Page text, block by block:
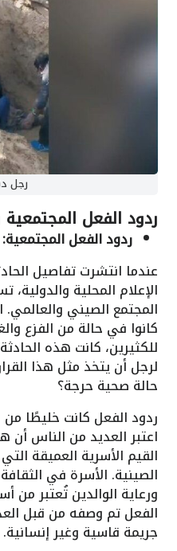
رجل
ردود الفعل المجتمعية
ردود الفعل المجتمعية:
عندما انتشرت تفاصيل
الإعلام المحلية
المجتمع الصيني والعالمي.
كانوا في حالة من الفزع
للكثيرين، كانت هذه
لرجل أن يتخذ مثل هذا
حالة صحية حرجة؟
ردود الفعل كانت خليطًا من
اعتبر العديد من الناس أن
القيم الأسرية العميقة
الصينية. الأسرة في
ورعاية الوالدين تُعتبر من
الفعل تم وصفه من قبل
جريمة قاسية وغير إنسانية.